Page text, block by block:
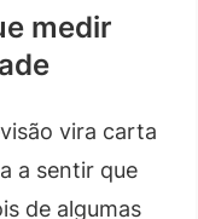
medir
vira carta
a sentir que
de algumas